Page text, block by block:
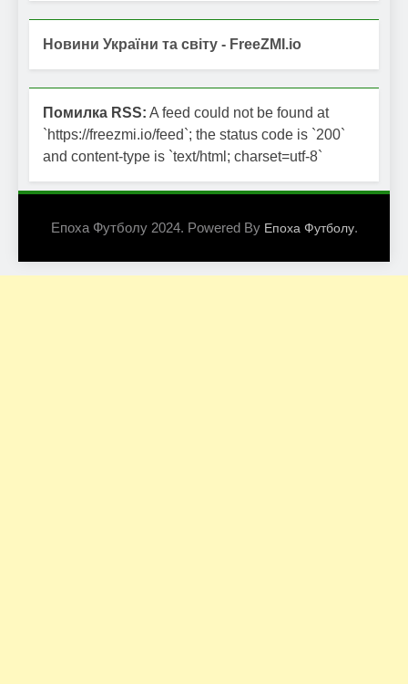
Новини України та світу - FreeZMI.io
Помилка RSS: A feed could not be found at
`https://freezmi.io/feed`; the status code is `200`
and content-type is `text/html; charset=utf-8`
Епоха Футболу 2024. Powered By Епоха Футболу.